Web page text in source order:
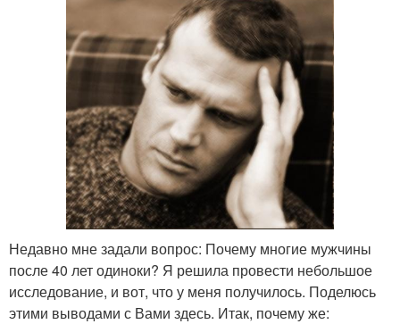
Недавно мне задали вопрос: Почему многие мужчины
после 40 лет одиноки? Я решила провести небольшое
исследование, и вот, что у меня получилось. Поделюсь
этими выводами с Вами здесь. Итак, почему же: